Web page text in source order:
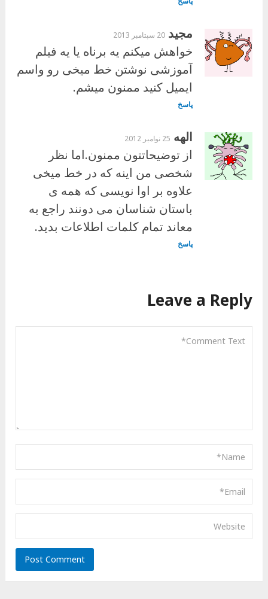
مجید 20 سپتامبر 2013
خواهش میکنم یه برناه یا یه فیلم
آموزشی نوشتن خط میخی رو واسم
ایمیل کنید ممنون میشم.
پاسخ
الهه 25 نوامبر 2012
از توضیحاتتون ممنون.اما نظر
شخصی من اینه که در خط میخی
علاوه بر اوا نویسی که همه ی
باستان شناسان می دونند راجع به
معاند تمام کلمات اطلاعات بدید.
پاسخ
Leave a Reply